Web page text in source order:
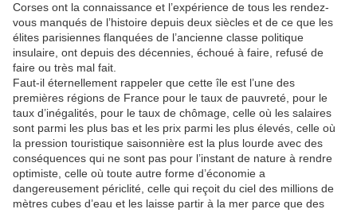
Corses ont la connaissance et l’expérience de tous les rendez-
vous manqués de l’histoire depuis deux siècles et de ce que les
élites parisiennes flanquées de l’ancienne classe politique
insulaire, ont depuis des décennies, échoué à faire, refusé de
faire ou très mal fait.
Faut-il éternellement rappeler que cette île est l’une des
premières régions de France pour le taux de pauvreté, pour le
taux d’inégalités, pour le taux de chômage, celle où les salaires
sont parmi les plus bas et les prix parmi les plus élevés, celle où
la pression touristique saisonnière est la plus lourde avec des
conséquences qui ne sont pas pour l’instant de nature à rendre
optimiste, celle où toute autre forme d’économie a
dangereusement périclité, celle qui reçoit du ciel des millions de
mètres cubes d’eau et les laisse partir à la mer parce que des